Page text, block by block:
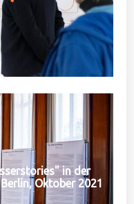
in der
Oktober 2021